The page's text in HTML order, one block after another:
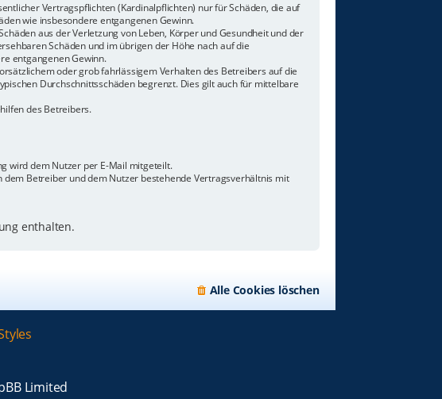
Vertragspflichten (Kardinalpflichten) nur für Schäden, die auf
wie insbesondere entgangenen Gewinn.
aus der Verletzung von Leben, Körper und Gesundheit und der
Schäden und im übrigen der Höhe nach auf die
entgangenen Gewinn.
oder grob fahrlässigem Verhalten des Betreibers auf die
Durchschnittsschäden begrenzt. Dies gilt auch für mittelbare
des Betreibers.
wird dem Nutzer per E-Mail mitgeteilt.
Betreiber und dem Nutzer bestehende Vertragsverhältnis mit
enthalten.
Alle Cookies löschen
Limited